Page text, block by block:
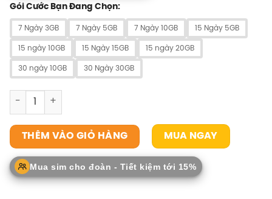
Gói Cước Bạn Đang Chọn:
7 Ngày 3GB 7 Ngày 5GB 7 Ngày 10GB 15 Ngày 5GB
15 ngày 10GB 15 Ngày 15GB 15 ngày 20GB
30 ngày 10GB 30 Ngày 30GB
eSIM Hy Lạp số lượng
THÊM VÀO GIỎ HÀNG MUA NGAY
Mua sim cho đoàn - Tiết kiệm tới 15%